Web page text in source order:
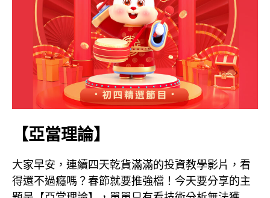
【亞當理論】
大家早安，連續四天乾貨滿滿的投資教學影片，看
得還不過癮嗎？春節就要推強檔！今天要分享的主